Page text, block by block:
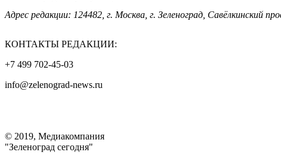
Адрес редакции: 124482, г. Москва, г. Зеленоград, Савёлкинский
КОНТАКТЫ РЕДАКЦИИ:
+7 499 702-45-03
info@zelenograd-news.ru
© 2019, Медиакомпания
"Зеленоград сегодня"